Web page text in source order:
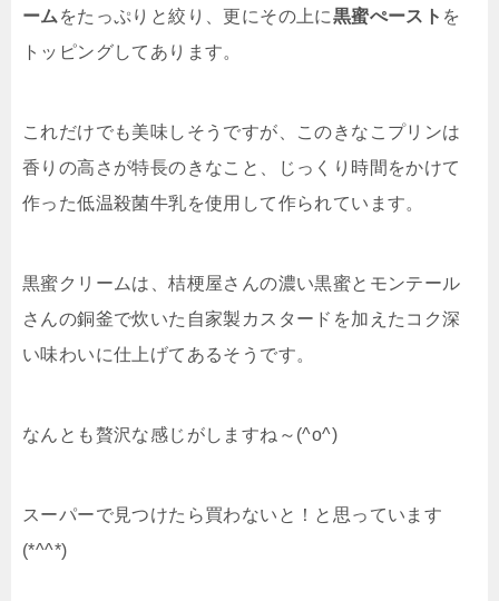
ーム をたっぷりと絞り、更にその上に黒蜜ぺースト を
トッピングしてあります。
これだけでも美味しそうですが、このきなこプリンは
香りの高さが特長のきなこと、じっくり時間をかけて
作った低温殺菌牛乳を使用して作られています。
黒蜜クリームは、桔梗屋さんの濃い黒蜜とモンテール
さんの銅釜で炊いた自家製カスタードを加えたコク深
い味わいに仕上げてあるそうです。
なんとも贅沢な感じがしますね～(^o^)
スーパーで見つけたら買わないと！と思っています
(*^^*)